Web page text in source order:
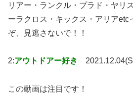
リアー・ランクル・プラド・ヤリ
ーラクロス・キックス・アリアetc
ぞ、見逃さないで！！
2:アウトドアー好き
この動画は注目です！